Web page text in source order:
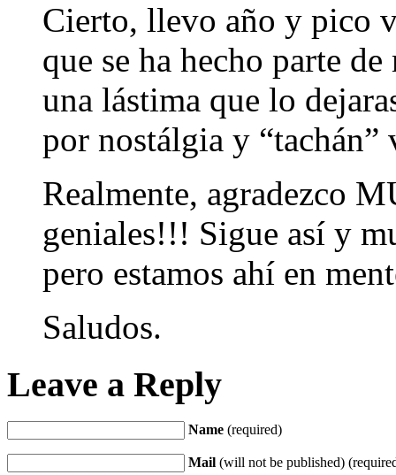
Cierto, llevo año y pico
que se ha hecho parte
una lástima que lo
por nostálgia y
Realmente, agradezco
geniales!!! Sigue así y
pero estamos ahí en
Saludos.
Leave a Reply
Name (required)
Mail (will not be published)